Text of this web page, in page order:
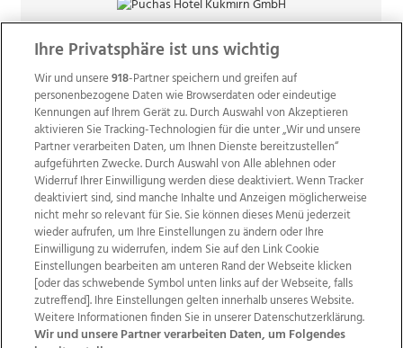
Wir über uns Mediadaten Kontakt
Jobs
Datenschutz
Impressum
AGB Anzeigekunden
AGB Website
Ehrenkodex Politische Werbung
Ihre Privatsphäre ist uns wichtig
Wir und unsere918-Partner speichern und greifen auf
personenbezogene Daten wie Browserdaten oder eindeutige
Kennungen auf Ihrem Gerät zu. Durch Auswahl von Akzeptieren
aktivieren Sie Tracking-Technologien für die unter „Wir und unsere
Partner verarbeiten Daten, um Ihnen Dienste bereitzustellen“
aufgeführten Zwecke. Durch Auswahl von Alle ablehnen oder
Widerruf Ihrer Einwilligung werden diese deaktiviert. Wenn Tracker
deaktiviert sind, sind manche Inhalte und Anzeigen möglicherweise
nicht mehr so relevant für Sie. Sie können dieses Menü jederzeit
wieder aufrufen, um Ihre Einstellungen zu ändern oder Ihre
Einwilligung zu widerrufen, indem Sie auf den Link Cookie
Einstellungen bearbeiten am unteren Rand der Webseite klicken
[oder das schwebende Symbol unten links auf der Webseite, falls
zutreffend]. Ihre Einstellungen gelten innerhalb unseres Website.
Weitere Informationen finden Sie in unserer Datenschutzerklärung.
Wir und unsere Partner verarbeiten Daten, um Folgendes